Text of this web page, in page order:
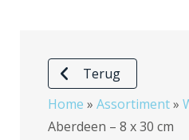
Terug
Home » Assortiment»
Aberdeen – 8 x 30 cm